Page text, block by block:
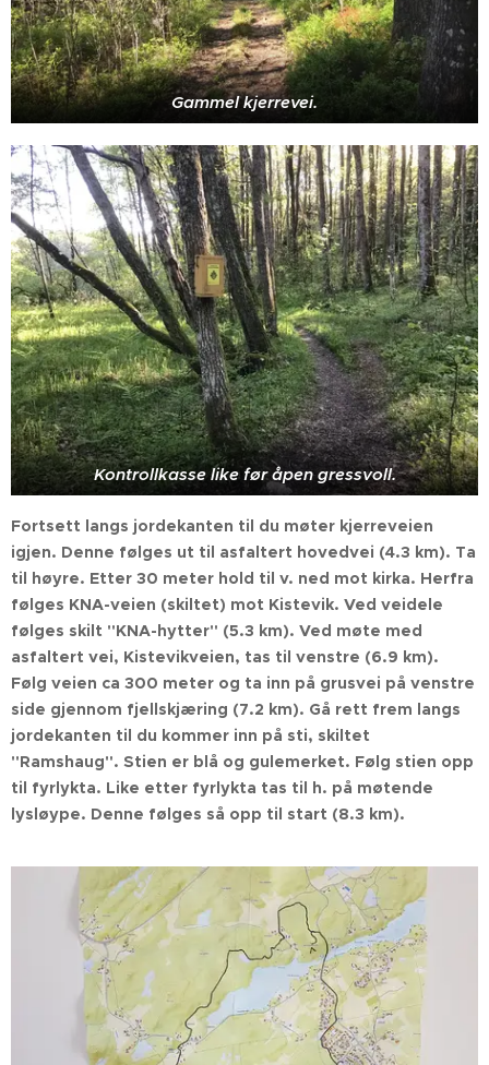
Gammel kjerrevei.
Kontrollkasse like før åpen gressvoll.
Fortsett langs jordekanten til du møter kjerreveien
igjen. Denne følges ut til asfaltert hovedvei (4.3 km). Ta
til høyre. Etter 30 meter hold til v. ned mot kirka. Herfra
følges KNA-veien (skiltet) mot Kistevik. Ved veidele
følges skilt "KNA-hytter" (5.3 km). Ved møte med
asfaltert vei, Kistevikveien, tas til venstre (6.9 km).
Følg veien ca 300 meter og ta inn på grusvei på venstre
side gjennom fjellskjæring (7.2 km). Gå rett frem langs
jordekanten til du kommer inn på sti, skiltet
"Ramshaug". Stien er blå og gulemerket. Følg stien opp
til fyrlykta. Like etter fyrlykta tas til h. på møtende
lysløype. Denne følges så opp til start (8.3 km).